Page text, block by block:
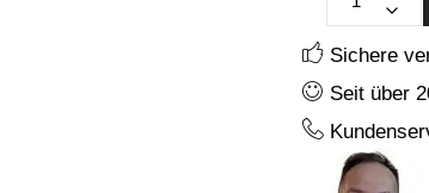
Sichere
Seit über